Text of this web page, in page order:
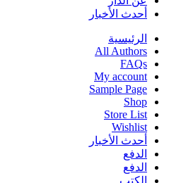
أحدث الأخبار
الرئيسية
All Authors
FAQs
My account
Sample Page
Shop
Store List
Wishlist
أحدث الأخبار
الدفع
الدفع
الكتب